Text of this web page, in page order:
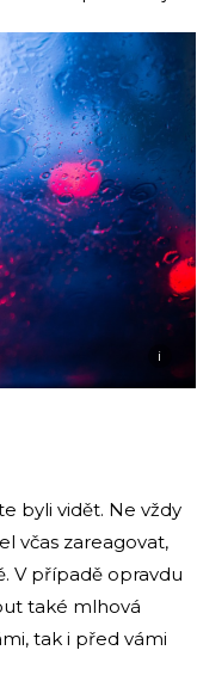
i
byli vidět. Ne vždy
včas zareagovat,
V případě opravdu
také mlhová
tak i před vámi